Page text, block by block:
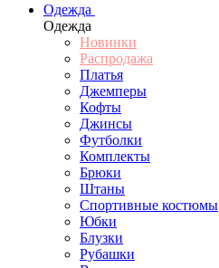
Одежда
Одежда
Новинки
Распродажа
Платья
Джемперы
Кофты
Джинсы
Футболки
Комплекты
Брюки
Штаны
Спортивные костюмы
Юбки
Блузки
Рубашки